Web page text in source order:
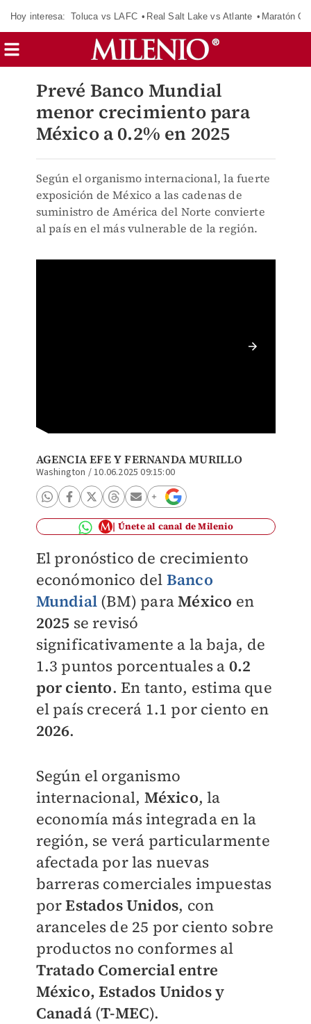
Hoy interesa: Toluca vs LAFC Real Salt Lake vs Atlante Maratón
Prevé Banco Mundial
menor crecimiento para
México a 0.2% en 2025
Según el organismo internacional, la fuerte
exposición de México a las cadenas de
suministro de América del Norte convierte
al país en el más vulnerable de la región.
AGENCIA EFEYFERNANDA MURILLO
Washington /10.06.2025 09:15:00
Únete al canal de Milenio
El pronóstico de crecimiento
económonico del Banco
Mundial(BM) paraMéxico en
2025 se revisó
significativamente a la baja, de
1.3 puntos porcentuales a 0.2
por ciento. En tanto, estima que
el país crecerá 1.1 por ciento en
2026.
Según el organismo
internacional, México, la
economía más integrada en la
región, se verá particularmente
afectada por las nuevas
barreras comerciales impuestas
porEstados Unidos, con
aranceles de 25 por ciento sobre
productos no conformes al
Tratado Comercial entre
México, Estados Unidos y
Canadá(T-MEC).